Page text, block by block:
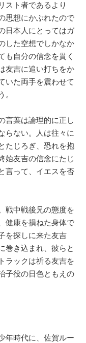
スト者であるより
思想にかぶれたので
日本人にとってはガ
した空想でしかなか
も自分の信念を貫く
友吉に追い打ちをか
いた両手を震わせて
。
言葉は論理的に正し
らない。人は往々に
たじろぎ、恐れを抱
始友吉の信念にたじ
言って、イエスを否
戦中戦後兄の態度を
健康を損ねた身体で
を探しに来た友吉
巻き込まれ、彼らと
ラックは祈る友吉を
子役の日色ともえの
年時代に、佐賀ルー